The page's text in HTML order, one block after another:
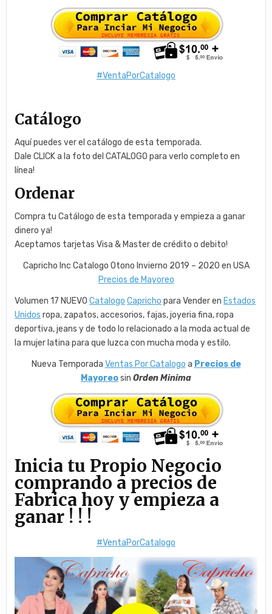
#VentaPorCatalogo
Catálogo
Aquí puedes ver el catálogo de esta temporada.
Dale CLICK a la foto del CATALOGO para verlo completo en
línea!
Ordenar
Compra tu Catálogo de esta temporada y empieza a ganar
dinero ya!
Aceptamos tarjetas Visa & Master de crédito o debito!
Capricho Inc Catalogo Otono Invierno 2019 – 2020 en USA
Precios de Mayoreo
Volumen 17 NUEVOCatalogo Capricho para Vender en Estados
Unidos ropa, zapatos, accesorios, fajas, joyeria fina, ropa
deportiva, jeans y de todo lo relacionado a la moda actual de
la mujer latina para que luzca con mucha moda y estilo.
Nueva Temporada Ventas Por Catalogo a Precios de
Mayoreosin Orden Minima
Inicia tu Propio Negocio
comprando a precios de
Fabrica hoy y empieza a
ganar ! ! !
#VentaPorCatalogo